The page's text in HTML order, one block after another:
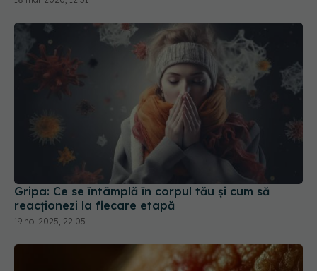
Gripa: Ce se întâmplă în corpul tău și cum să
reacționezi la fiecare etapă
19 noi 2025, 22:05